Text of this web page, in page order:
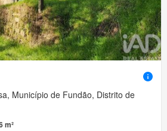
Município de Fundão, Distrito de
m²